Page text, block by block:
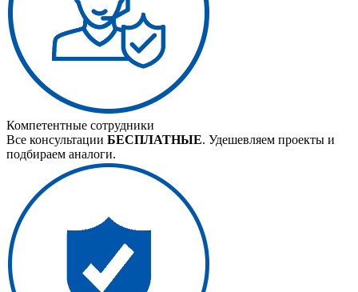
Компетентные сотрудники
Все консультации БЕСПЛАТНЫЕ. Удешевляем проекты и
подбираем аналоги.